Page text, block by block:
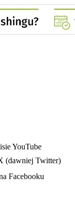
YouTube
(dawniej Twitter)
Facebooku